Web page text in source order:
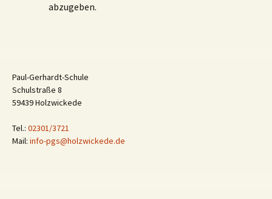
abzugeben.
Paul-Gerhardt-Schule
Schulstraße 8
59439 Holzwickede
Tel.: 02301/3721
Mail: info-pgs@holzwickede.de